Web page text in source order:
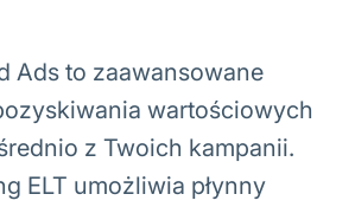
Ads to zaawansowane
wartościowych
z Twoich kampanii.
ELT umożliwia płynny